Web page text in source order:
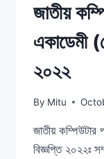
জাতীয়
একাডেমী
২০২২
By Mitu
জাতীয় কম্পিউটার
বিজ্ঞপ্তি ২০২২ঃ